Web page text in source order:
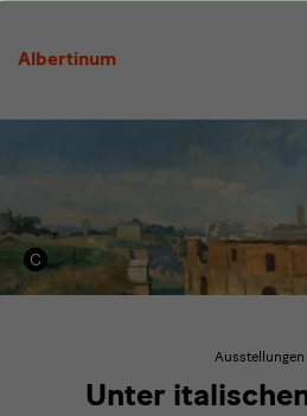
Albertinum
italischen
Himmeln
Ausstellungen
Unter